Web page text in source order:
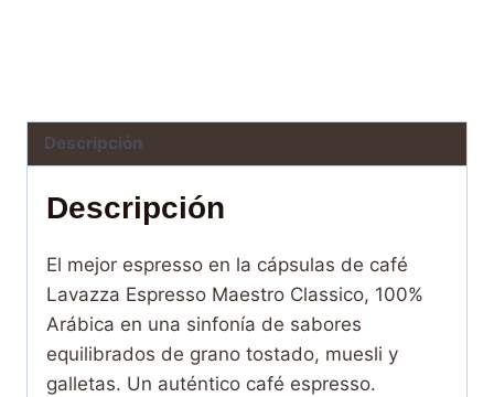
Descripción
Descripción
El mejor espresso en la cápsulas de café
Lavazza Espresso Maestro Classico, 100%
Arábica en una sinfonía de sabores
equilibrados de grano tostado, muesli y
galletas. Un auténtico café espresso.